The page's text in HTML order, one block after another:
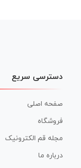
دسترسی سریع
صفحه اصلی
فروشگاه
مجله قم الکترونیک
درباره ما